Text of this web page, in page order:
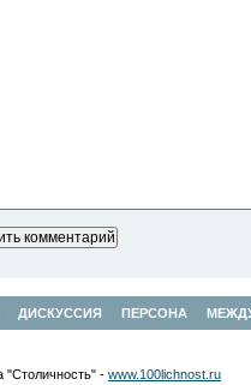
ДИСКУССИЯ ПЕРСОНА
"Столичность" - www.100lichnost.ru